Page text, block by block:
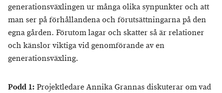
generationsväxlingen ur många olika synpunkter och att
man ser på förhållandena och förutsättningarna på den
egna gården. Förutom lagar och skatter så är relationer
och känslor viktiga vid genomförande av en
generationsväxling.
Podd 1: Projektledare Annika Grannas diskuterar om vad